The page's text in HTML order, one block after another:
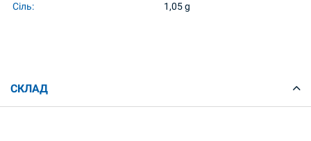
Сіль: 1,05 g
СКЛАД